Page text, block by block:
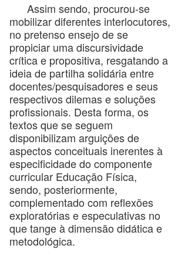
Assim sendo, procurou-se
mobilizar diferentes interlocutores,
no pretenso ensejo de se
propiciar uma discursividade
crítica e propositiva, resgatando a
ideia de partilha solidária entre
docentes/pesquisadores e seus
respectivos dilemas e soluções
profissionais. Desta forma, os
textos que se seguem
disponibilizam arguições de
aspectos conceituais inerentes à
especificidade do componente
curricular Educação Física,
sendo, posteriormente,
complementado com reflexões
exploratórias e especulativas no
que tange à dimensão didática e
metodológica.